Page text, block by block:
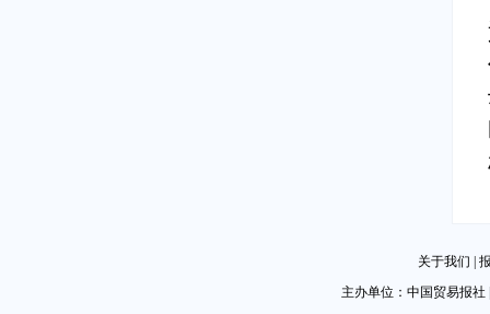
关于我们
主办单位：中国贸易报